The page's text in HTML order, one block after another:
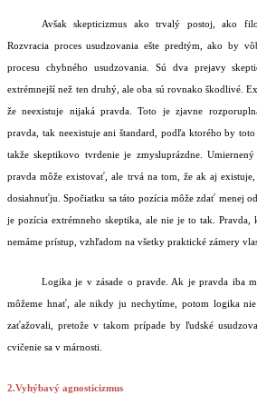
Avšak skepticizmus ako trvalý postoj, ako
Rozvracia proces usudzovania ešte predtým, ako by
procesu chybného usudzovania. Sú dva prejavy
extrémnejší než ten druhý, ale oba sú rovnako škodlivé.
že neexistuje nijaká pravda. Toto je zjavne
pravda, tak neexistuje ani štandard, podľa ktorého by
takže skeptikovo tvrdenie je zmysluprázdne.
pravda môže existovať, ale trvá na tom, že ak aj
dosiahnuťju. Spočiatku sa táto pozícia môže zdať menej
je pozícia extrémneho skeptika, ale nie je to tak.
nemáme prístup, vzhľadom na všetky praktické zámery
Logika je v zásade o pravde. Ak je pravda iba
môžeme hnať, ale nikdy ju nechytíme, potom logika
zaťažovali, pretože v takom prípade by ľudské
cvičenie sa v márnosti.
2.Vyhýbavý agnosticizmus